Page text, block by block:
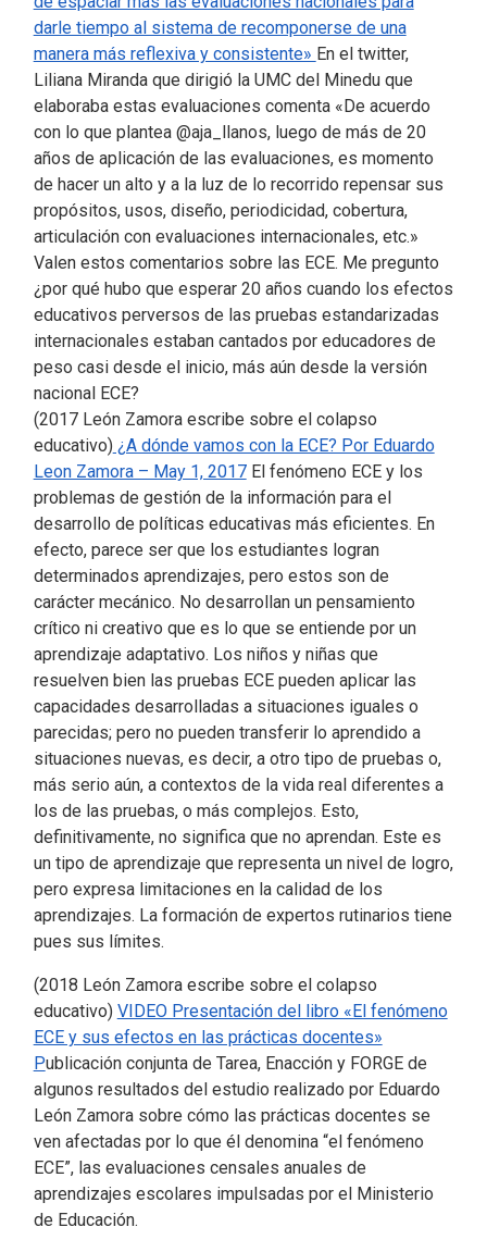
darle tiempo al sistema de recomponerse de una
manera más reflexiva y consistente» En el twitter,
Liliana Miranda que dirigió la UMC del Minedu que
elaboraba estas evaluaciones comenta «De acuerdo
con lo que plantea @aja_llanos, luego de más de 20
años de aplicación de las evaluaciones, es momento
de hacer un alto y a la luz de lo recorrido repensar sus
propósitos, usos, diseño, periodicidad, cobertura,
articulación con evaluaciones internacionales, etc.»
Valen estos comentarios sobre las ECE. Me pregunto
¿por qué hubo que esperar 20 años cuando los efectos
educativos perversos de las pruebas estandarizadas
internacionales estaban cantados por educadores de
peso casi desde el inicio, más aún desde la versión
nacional ECE?
(2017 León Zamora escribe sobre el colapso
educativo)¿A dónde vamos con la ECE? Por Eduardo
Leon Zamora – May 1, 2017El fenómeno ECE y los
problemas de gestión de la información para el
desarrollo de políticas educativas más eficientes. En
efecto, parece ser que los estudiantes logran
determinados aprendizajes, pero estos son de
carácter mecánico. No desarrollan un pensamiento
crítico ni creativo que es lo que se entiende por un
aprendizaje adaptativo. Los niños y niñas que
resuelven bien las pruebas ECE pueden aplicar las
capacidades desarrolladas a situaciones iguales o
parecidas; pero no pueden transferir lo aprendido a
situaciones nuevas, es decir, a otro tipo de pruebas o,
más serio aún, a contextos de la vida real diferentes a
los de las pruebas, o más complejos. Esto,
definitivamente, no significa que no aprendan. Este es
un tipo de aprendizaje que representa un nivel de logro,
pero expresa limitaciones en la calidad de los
aprendizajes. La formación de expertos rutinarios tiene
pues sus límites.
(2018 León Zamora escribe sobre el colapso
educativo) VIDEO Presentación del libro «El fenómeno
ECE y sus efectos en las prácticas docentes»
Publicación conjunta de Tarea, Enacción y FORGE de
algunos resultados del estudio realizado por Eduardo
León Zamora sobre cómo las prácticas docentes se
ven afectadas por lo que él denomina “el fenómeno
ECE”, las evaluaciones censales anuales de
aprendizajes escolares impulsadas por el Ministerio
de Educación.